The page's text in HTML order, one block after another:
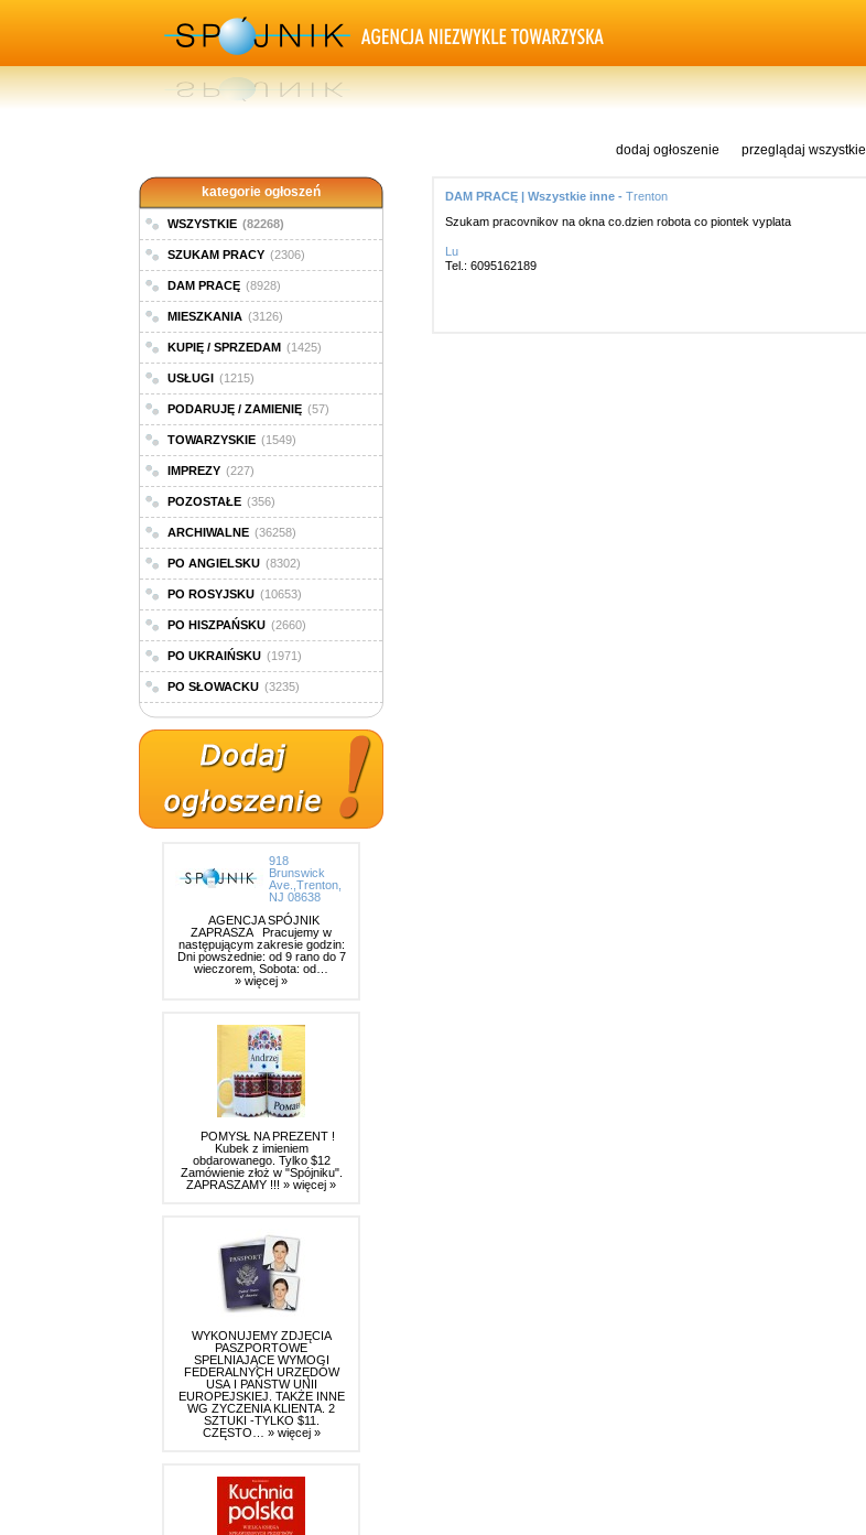
dodaj ogłoszenie przeglądaj wszystkie
kategorie ogłoszeń
WSZYSTKIE (82268)
SZUKAM PRACY (2306)
DAM PRACĘ (8928)
MIESZKANIA (3126)
KUPIĘ / SPRZEDAM (1425)
USŁUGI (1215)
PODARUJĘ / ZAMIENIĘ (57)
TOWARZYSKIE (1549)
IMPREZY (227)
POZOSTAŁE (356)
ARCHIWALNE (36258)
PO ANGIELSKU (8302)
PO ROSYJSKU (10653)
PO HISZPAŃSKU (2660)
PO UKRAIŃSKU (1971)
PO SŁOWACKU (3235)
918
Brunswick
Ave.,Trenton,
NJ 08638
AGENCJA SPÓJNIK
ZAPRASZA Pracujemy w
następującym zakresie godzin:
Dni powszednie: od 9 rano do 7
wieczorem, Sobota: od…
» więcej »
POMYSŁ NA PREZENT !
Kubek z imieniem
obdarowanego. Tylko $12
Zamówienie złoż w "Spójniku".
ZAPRASZAMY !!! » więcej »
WYKONUJEMY ZDJĘCIA
PASZPORTOWE
SPELNIAJĄCE WYMOGI
FEDERALNYCH URZĘDÓW
USA I PAŃSTW UNII
EUROPEJSKIEJ. TAKŻE INNE
WG ZYCZENIA KLIENTA. 2
SZTUKI -TYLKO $11.
CZĘSTO… » więcej »
DAM PRACĘ | Wszystkie inne - Trenton
Szukam pracovnikov na okna co.dzien robota co piontek vyplata
Lu
Tel.: 6095162189